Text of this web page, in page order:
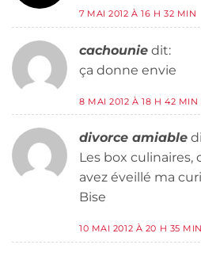
7 MAI 2012 À 16 H 32 MIN
cachounie dit:
ça donne envie
8 MAI 2012 À 18 H 42 MIN
divorce amiable
Les box culinaires,
avez éveillé ma
Bise
10 MAI 2012 À 20 H 35 MIN